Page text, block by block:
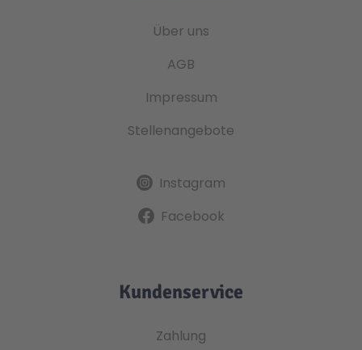
Über uns
AGB
Impressum
Stellenangebote
Instagram
Facebook
Kundenservice
Zahlung